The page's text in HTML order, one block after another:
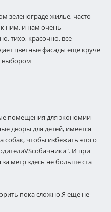
зеленограде жилье, часто
ним, и нам очень
тихо, красочно, все
цветные фасады еще круче
выбором
помещения для экономии
дворы для детей, имеется
собак, чтобы избежать этого
И при
метр здесь не больше ста
пока сложно.Я еще не